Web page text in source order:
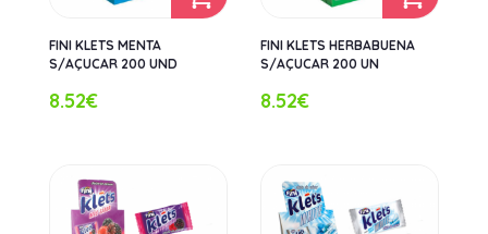
FINI KLETS MENTA
S/AÇUCAR 200 UND
8.52€
FINI KLETS HERBABUENA
S/AÇUCAR 200 UN
8.52€